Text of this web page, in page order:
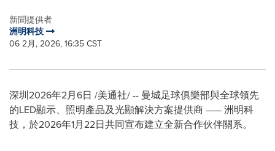
新聞提供者
洲明科技
06 2月, 2026, 16:35 CST
深圳2026年2月6日 /美通社/ -- 曼城足球俱樂部與全球領先
的LED顯示、照明產品及光顯解決方案提供商 —— 洲明科
技，於2026年1月22日共同宣布建立全新合作伙伴關系。